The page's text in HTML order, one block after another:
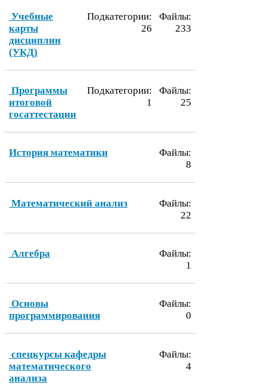
Учебные
карты
дисциплин
(УКД)
Подкатегории:
26
Файлы:
233
Программы
итоговой
госаттестации
Подкатегории:
1
Файлы:
25
История математики
Файлы:
8
Математический анализ
Файлы:
22
Алгебра
Файлы:
1
Основы
программирования
Файлы:
0
спецкурсы кафедры
математического
анализа
Файлы:
4